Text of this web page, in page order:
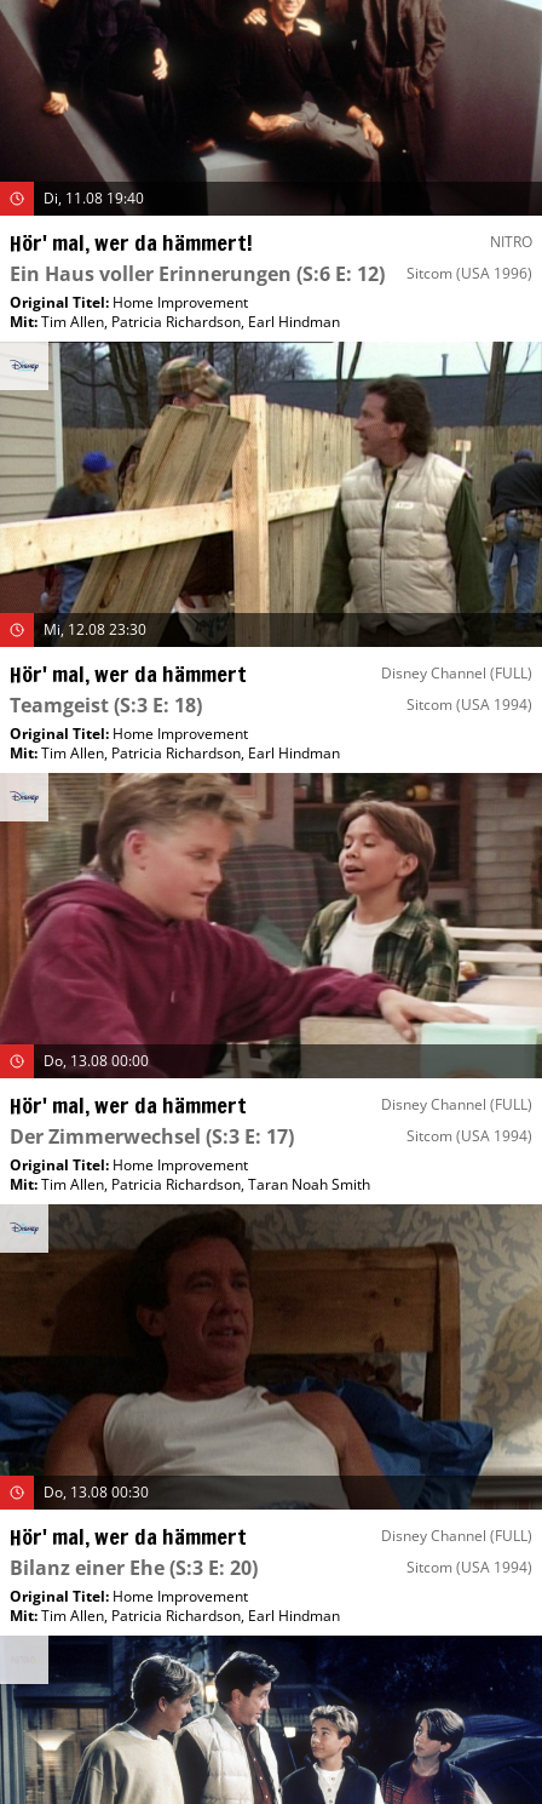
Di, 11.08 19:40
Hör' mal, wer da hämmert! NITRO
Ein Haus voller Erinnerungen (S:6 E: 12) Sitcom (USA 1996)
Original Titel: Home Improvement
Mit:Tim Allen, Patricia Richardson, Earl Hindman
Mi, 12.08 23:30
Hör' mal, wer da hämmert Disney Channel (FULL)
Teamgeist(S:3 E: 18) Sitcom (USA 1994)
Original Titel: Home Improvement
Mit:Tim Allen, Patricia Richardson, Earl Hindman
Do, 13.08 00:00
Hör' mal, wer da hämmert Disney Channel (FULL)
Der Zimmerwechsel (S:3 E: 17) Sitcom (USA 1994)
Original Titel: Home Improvement
Mit:Tim Allen, Patricia Richardson,Taran Noah Smith
Do, 13.08 00:30
Hör' mal, wer da hämmert Disney Channel (FULL)
Bilanz einer Ehe(S:3 E: 20) Sitcom (USA 1994)
Original Titel: Home Improvement
Mit:Tim Allen, Patricia Richardson, Earl Hindman